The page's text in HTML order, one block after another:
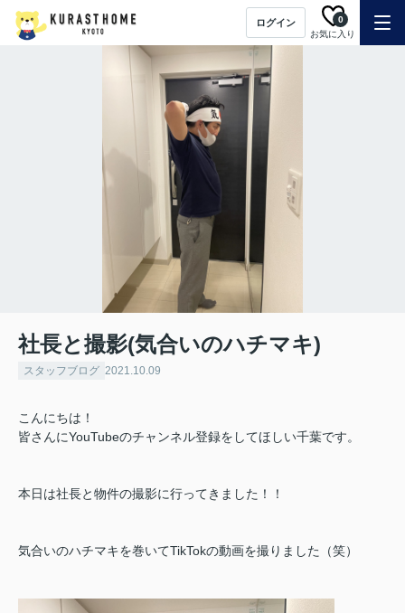
ログイン
お気に入り
0
社長と撮影(気合いのハチマキ)
スタッフブログ 2021.10.09
こんにちは！
皆さんにYouTubeのチャンネル登録をしてほしい千葉です。
本日は社長と物件の撮影に行ってきました！！
気合いのハチマキを巻いてTikTokの動画を撮りました（笑）